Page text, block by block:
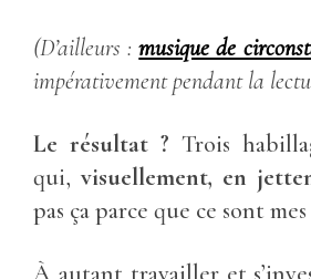
(D’ailleurs : musique de
impérativement pendant la
Le résultat ? Trois
qui,visuellement, en
pas ça parce que ce sont